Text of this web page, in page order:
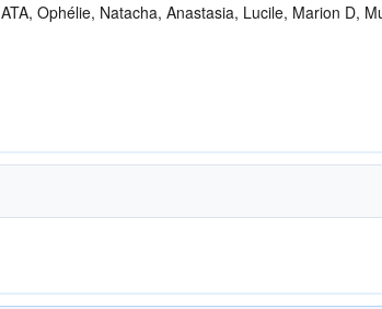
Ophélie, Natacha, Anastasia, Lucile, Marion D,